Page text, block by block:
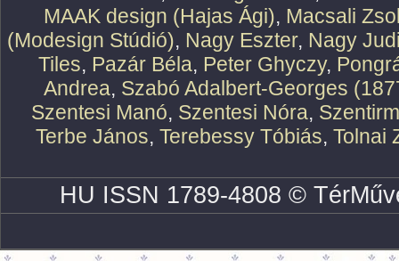
MAAK design (Hajas Ági), Macsali
(Modesign Stúdió), Nagy Eszter, Nagy
Tiles, Pazár Béla, Peter Ghyczy,
Andrea, Szabó Adalbert-Georges
Szentesi Manó, Szentesi Nóra,
Terbe János, Terebessy Tóbiás, Tolnai
HU ISSN 1789-4808 ©